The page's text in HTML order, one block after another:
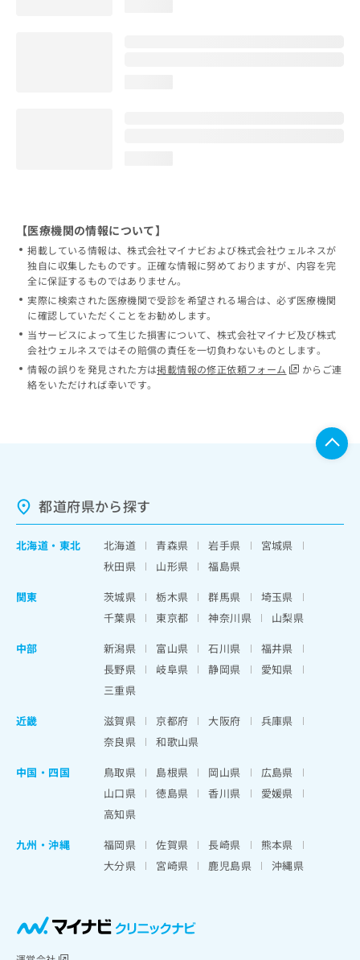
【医療機関の情報について】
掲載している情報は、株式会社マイナビおよび株式会社ウェルネスが
独自に収集したものです。正確な情報に努めておりますが、内容を完
全に保証するものではありません。
実際に検索された医療機関で受診を希望される場合は、必ず医療機関
に確認していただくことをお勧めします。
当サービスによって生じた損害について、株式会社マイナビ及び株式
会社ウェルネスではその賠償の責任を一切負わないものとします。
情報の誤りを発見された方は掲載情報の修正依頼フォーム
からご連
絡をいただければ幸いです。
都道府県から探す
北海道 ・ 東北 北海道 青森県 岩手県
宮城県
秋田県
山形県
福島県
関東
茨城県 栃木県 群馬県
埼玉県
千葉県
東京都 神奈川県
山梨県
中部
新潟県 富山県 石川県
福井県
長野県
岐阜県 静岡県
愛知県
三重県
近畿
滋賀県 京都府 大阪府
兵庫県
奈良県
和歌山県
中国・四国
鳥取県 島根県 岡山県
広島県
山口県
徳島県 香川県
愛媛県
高知県
九州・沖縄
福岡県 佐賀県 長崎県
熊本県
大分県
宮崎県 鹿児島県 沖縄県